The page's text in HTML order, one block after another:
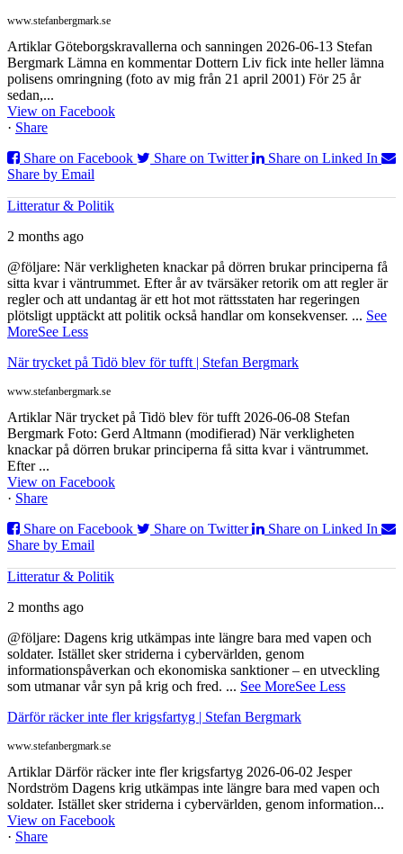
www.stefanbergmark.se
Artiklar Göteborgskravallerna och sanningen 2026-06-13 Stefan
Bergmark Lämna en kommentar Dottern Liv fick inte heller lämna
polisens omringning (foto av mig från 21 april 2001) För 25 år
sedan,...
View on Facebook
· Share
Share on Facebook
Share on Twitter
Share on Linked In
Share by Email
Litteratur & Politik
2 months ago
@följare: När verkligheten knackar på dörren brukar principerna få
sitta kvar i väntrummet. Efter år av tvärsäker retorik om att regler är
regler och att undantag är ett hot mot rättsstaten har regeringen
plötsligt upptäckt att politik också handlar om konsekvenser. ... See
MoreSee Less
När trycket på Tidö blev för tufft | Stefan Bergmark
www.stefanbergmark.se
Artiklar När trycket på Tidö blev för tufft 2026-06-08 Stefan
Bergmark Foto: Gerd Altmann (modifierad) När verkligheten
knackar på dörren brukar principerna få sitta kvar i väntrummet.
Efter ...
View on Facebook
· Share
Share on Facebook
Share on Twitter
Share on Linked In
Share by Email
Litteratur & Politik
2 months ago
@följare: Dagens krig utkämpas inte längre bara med vapen och
soldater. Istället sker striderna i cybervärlden, genom
informationspåverkan och ekonomiska sanktioner – en utveckling
som utmanar vår syn på krig och fred. ... See MoreSee Less
Därför räcker inte fler krigsfartyg | Stefan Bergmark
www.stefanbergmark.se
Artiklar Därför räcker inte fler krigsfartyg 2026-06-02 Jesper
Nordström Dagens krig utkämpas inte längre bara med vapen och
soldater. Istället sker striderna i cybervärlden, genom information...
View on Facebook
· Share